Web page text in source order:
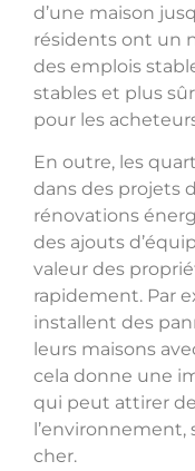
d’une maison
résidents ont un
des emplois
stables et plus
pour les
En outre, les
dans des projets
rénovations
des ajouts
valeur des
rapidement. Par
installent des
leurs maisons
cela donne une
qui peut attirer
cher.